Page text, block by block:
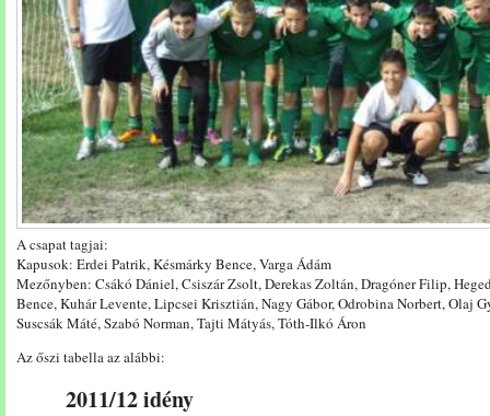
A csapat tagjai:
Kapusok: Erdei Patrik, Késmárky Bence, Varga Ádám
Mezőnyben: Csákó Dániel, Csiszár Zsolt, Derekas Zoltán, Dragóner Filip,
Bence, Kuhár Levente, Lipcsei Krisztián, Nagy Gábor, Odrobina Norbert, Olaj
Suscsák Máté, Szabó Norman, Tajti Mátyás, Tóth-Ilkó Áron
Az őszi tabella az alábbi:
2011/12 idény